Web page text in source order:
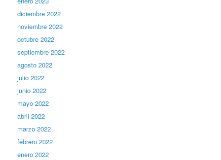
diciembre 2022
noviembre 2022
octubre 2022
septiembre 2022
agosto 2022
julio 2022
junio 2022
mayo 2022
abril 2022
marzo 2022
febrero 2022
enero 2022